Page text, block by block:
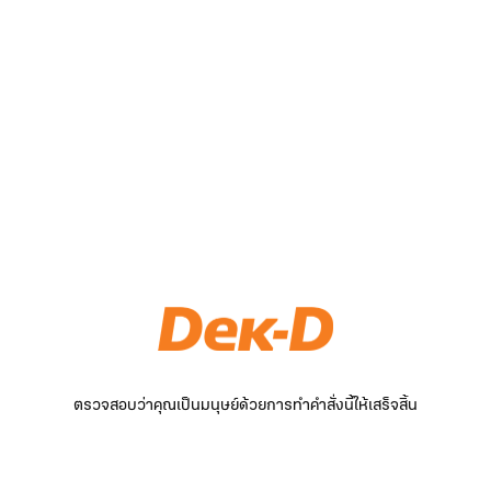
ตรวจสอบว่าคุณเป็นมนุษย์ด้วยการทำคำสั่งนี้ให้เสร็จสิ้น